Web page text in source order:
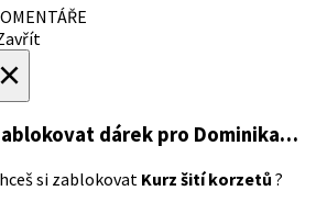
dárek pro Dominika…
si zablokovat Kurz šití korzetů ?